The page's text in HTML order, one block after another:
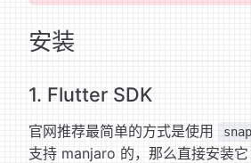
安装
1. Flutter SDK
官网推荐最简单的方式是使用 snap
支持 manjaro 的，那么直接安装它